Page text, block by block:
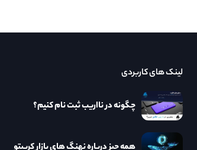
لینک های کاربردی
چگونه در نااریب ثبت نام کنیم؟